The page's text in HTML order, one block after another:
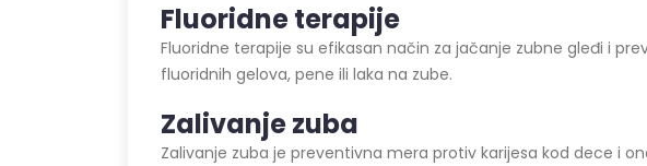
Fluoridne terapije
Fluoridne terapije su efikasan način za jačanje zubne gleđi i
fluoridnih gelova, pene ili laka na zube.
Zalivanjezuba
Zalivanje zuba je preventivna mera protiv karijesa kod dece i